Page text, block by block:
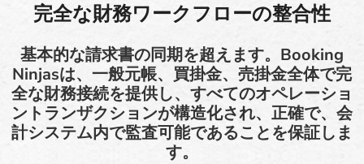
完全な財務ワークフローの整合性
基本的な請求書の同期を超えます。Booking
Ninjasは、一般元帳、買掛金、売掛金全体で完
全な財務接続を提供し、すべてのオペレーショ
ントランザクションが構造化され、正確で、会
計システム内で監査可能であることを保証しま
す。